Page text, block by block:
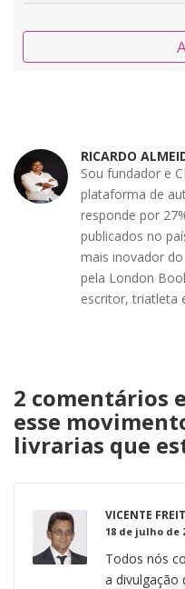
RICARDO
Sou fundador e
plataforma de
responde por
publicados no
mais inovador
pela London
escritor, triatleta
2 comentários
esse
livrarias que
VICENTE
18 de julho de
Todos nós
a divulgação